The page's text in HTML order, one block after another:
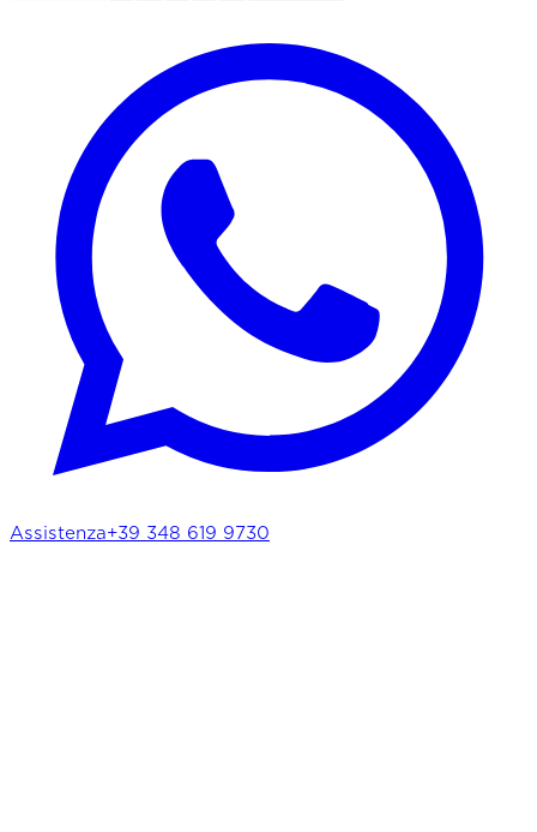
Assistenza+39 348 619 9730